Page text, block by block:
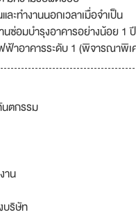
ะทำงานนอกเวลาเมื่อจำเป็น
ซ่อมบำรุงอาคารอย่างน้อย 1 ปี
ฟ้าอาคารระดับ 1 (พิจารณาพิเ
ตกรรม
าน
บริษัท